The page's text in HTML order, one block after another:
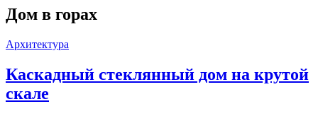
Дом в горах
Архитектура
Каскадный стеклянный дом на крутой
скале